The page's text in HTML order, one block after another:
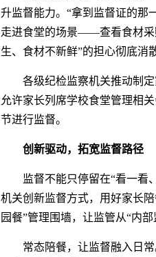
升监督能力。“拿到监督证的那
走进食堂的场景——查看食材采
生、食材不新鲜”的担心彻底消
各级纪检监察机关推动制
允许家长列席学校食堂管理相
节进行监督。
创新驱动，拓宽监督路径
监督不能只停留在“看一看
机关创新监督方式，用好家长
园餐”管理围墙，让监管从“内部
常态陪餐，让监督融入日